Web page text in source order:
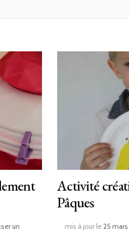
un
Activité
Pâques
mis à jour le25 mars